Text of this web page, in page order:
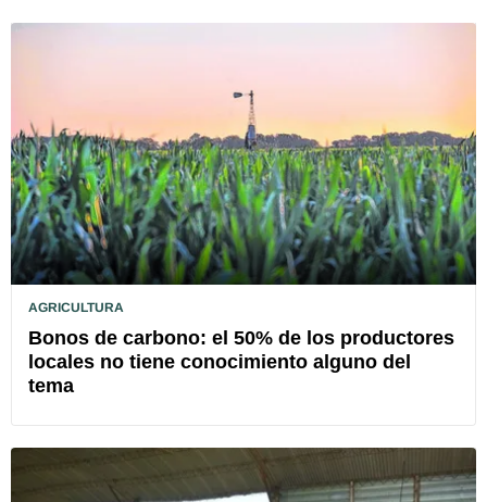
AGRICULTURA
Bonos de carbono: el 50% de los productores
locales no tiene conocimiento alguno del
tema